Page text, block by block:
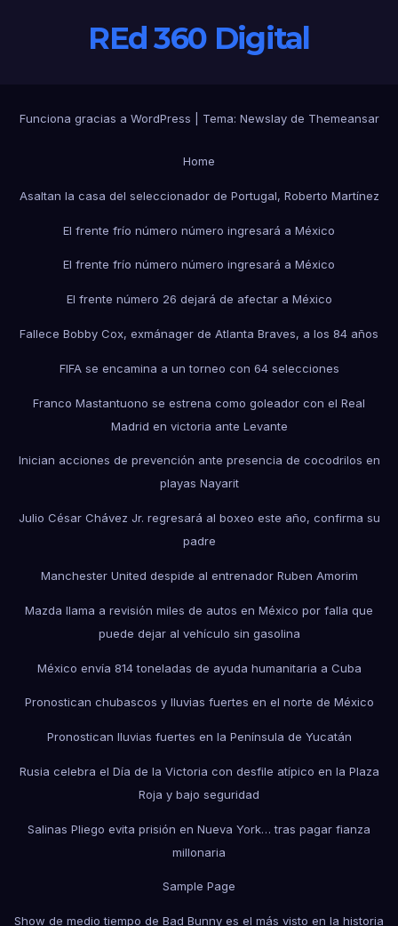
REd 360 Digital
Funciona gracias a WordPress Tema: Newslayde Themeansar
Home
Asaltan la casa del seleccionador de Portugal, Roberto Martínez
El frente frío número número ingresará a México
El frente frío número número ingresará a México
El frente número 26 dejará de afectar a México
Fallece Bobby Cox, exmánager de Atlanta Braves, a los 84 años
FIFA se encamina a un torneo con 64 selecciones
Franco Mastantuono se estrena como goleador con el Real
Madrid en victoria ante Levante
Inician acciones de prevención ante presencia de cocodrilos en
playas Nayarit
Julio César Chávez Jr. regresará al boxeo este año, confirma su
padre
Manchester United despide al entrenador Ruben Amorim
Mazda llama a revisión miles de autos en México por falla que
puede dejar al vehículo sin gasolina
México envía 814 toneladas de ayuda humanitaria a Cuba
Pronostican chubascos y lluvias fuertes en el norte de México
Pronostican lluvias fuertes en la Península de Yucatán
Rusia celebra el Día de la Victoria con desfile atípico en la Plaza
Roja y bajo seguridad
Salinas Pliego evita prisión en Nueva York… tras pagar fianza
millonaria
Sample Page
Show de medio tiempo de Bad Bunny es el más visto en la historia